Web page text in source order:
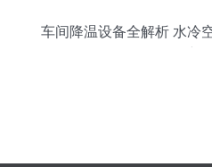
车间降温设备全解析 水冷